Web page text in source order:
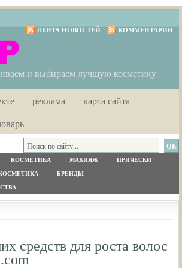
ЛЕНТА НОВОСТЕЙ
КОММЕНТАРИИ
и выбираем лучшую косметику
реклама
карта сайта
КОСМЕТИКА МАКИЯЖ ПРИЧЕСКИ
БРЕНДЫ
средств для роста волос